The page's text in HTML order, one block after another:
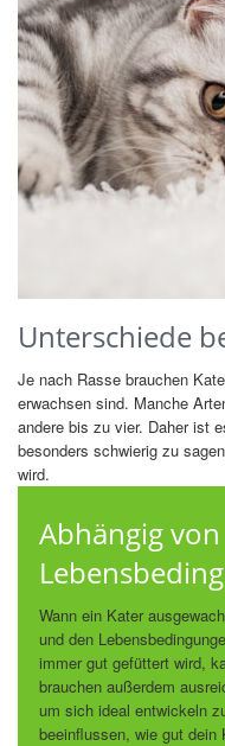
Unterschiede
Je nach Rasse brauchen
erwachsen sind. Manche
andere bis zu vier. Daher ist
besonders schwierig zu
wird.
Abhängig
Wann ein Kater
und den
immer gut gefüttert wird,
brauchen außerdem
um sich ideal entwickeln
beeinflussen, wie gut